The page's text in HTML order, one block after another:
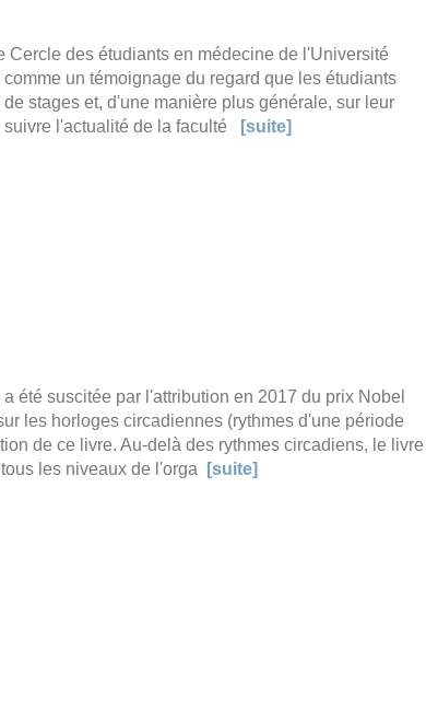
Cercle des étudiants en médecine de l'Université
un témoignage du regard que les étudiants
stages et, d'une manière plus générale, sur leur
l'actualité de la faculté
[suite]
été suscitée par l'attribution en 2017 du prix Nobel
les horloges circadiennes (rythmes d'une période
de ce livre. Au-delà des rythmes circadiens, le livre
les niveaux de l'orga
[suite]